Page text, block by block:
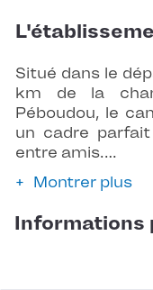
Situé dans le
km de la
Péboudou, le
un cadre
entre amis.…
Montrer plus
Informations